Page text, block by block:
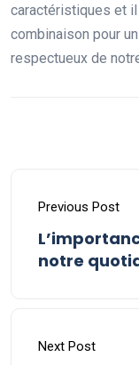
caractéristiques et
combinaison pour
respectueux de
Previous Post
notre
Next Post